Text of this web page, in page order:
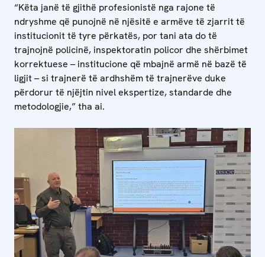
“Këta janë të gjithë profesionistë nga rajone të
ndryshme që punojnë në njësitë e armëve të zjarrit të
institucionit të tyre përkatës, por tani ata do të
trajnojnë policinë, inspektoratin policor dhe shërbimet
korrektuese – institucione që mbajnë armë në bazë të
ligjit – si trajnerë të ardhshëm të trajnerëve duke
përdorur të njëjtin nivel ekspertize, standarde dhe
metodologjie,” tha ai.